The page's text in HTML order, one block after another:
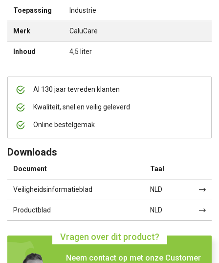
Al 130 jaar tevreden klanten
Kwaliteit, snel en veilig geleverd
Online bestelgemak
Downloads
Document Taal
Veiligheidsinformatieblad NLD
Productblad NLD
Vragen over dit product?
Neem contact op met onze Customer
Toepassing Industrie
Merk CaluCare
Inhoud 4,5 liter